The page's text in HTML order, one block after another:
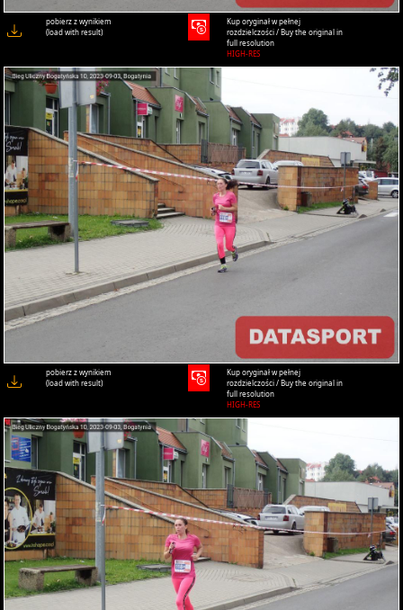
pobierz z wynikiem
(load with result)
Kup oryginał w pełnej
rozdzielczości / Buy the original in
full resolution
HIGH-RES
pobierz z wynikiem
(load with result)
Kup oryginał w pełnej
rozdzielczości / Buy the original in
full resolution
HIGH-RES